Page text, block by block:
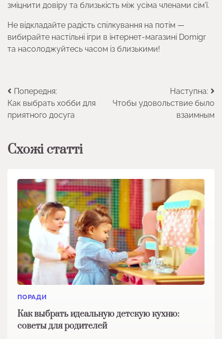
зміцнити довіру та близькість між усіма членами сім’ї.
Не відкладайте радість спілкування на потім —
вибирайте настільні ігри в інтернет-магазині Domigr
та насолоджуйтесь часом із близькими!
Навігація
записів
Попередня:
Как выбрать хобби для
приятного досуга
Наступна:
Чтобы удовольствие было
взаимным
Схожі статті
ПОРАДИ
Как выбрать идеальную детскую кухню:
советы для родителей